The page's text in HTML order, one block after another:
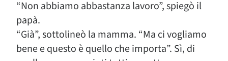
“Non abbiamo abbastanza lavoro”, spiegò il
papà.
“Già”, sottolineò la mamma. “Ma ci vogliamo
bene e questo è quello che importa”. Sì, di